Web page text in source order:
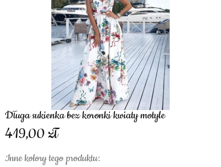
Długa sukienka bez koronki kwiaty motyle
419,00
Inne kolory tego produktu: